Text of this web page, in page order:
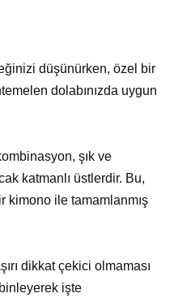
düşünürken, özel bir
dolabınızda uygun
şık ve
katmanlı üstlerdir. Bu,
kimono ile tamamlanmış
dikkat çekici olmaması
işte